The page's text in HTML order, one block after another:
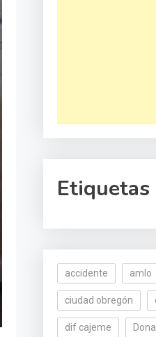
Etiquetas
accidente amlo
ciudad obregón
dif cajeme